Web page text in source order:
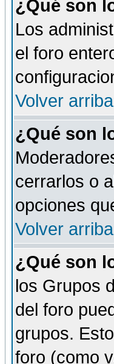
¿Qué son
Los
el foro
Volver arriba
¿Qué son
cerrarlos o
opciones
Volver arriba
¿Qué son
los Grupos
del foro
grupos.
foro (como